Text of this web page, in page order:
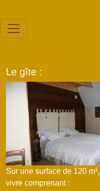
Le gîte :
Sur une surface de 120
vivre comprenant :